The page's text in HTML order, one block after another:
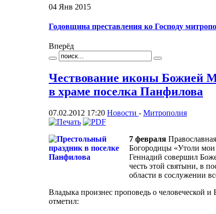
04 Янв 2015
Годовщина преставления ко Господу
Вперёд
Чествование иконы Божией
в храме поселка Панфилова
07.02.2012 17:20 Новости - Митрополия
7 февраля
Богородицы «Утоли мои
Геннадий совершил
честь этой святыни, в
области в сослужении
Владыка произнес проповедь о человеческой
отметил: